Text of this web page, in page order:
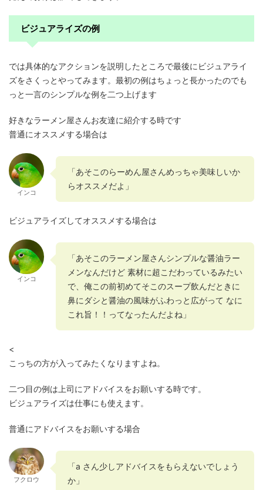
ビジュアライズの例
では具体的なアクションを説明したところで最後にビジュアライ
ズをさくっとやってみます。最初の例はちょっと長かったのでも
っと一言のシンプルな例を二つ上げます
好きなラーメン屋さんお友達に紹介する時です
普通にオススメする場合は
インコ
「あそこのらーめん屋さんめっちゃ美味しいか
らオススメだよ」
ビジュアライズしてオススメする場合は
インコ
「あそこのラーメン屋さんシンプルな醤油ラー
メンなんだけど 素材に超こだわっているみたい
で、俺この前初めてそこのスープ飲んだときに
鼻にダシと醤油の風味がふわっと広がって なに
これ旨！！ってなったんだよね」
<
こっちの方が入ってみたくなりますよね。
二つ目の例は上司にアドバイスをお願いする時です。
ビジュアライズは仕事にも使えます。
普通にアドバイスをお願いする場合
フクロウ
「a さん少しアドバイスをもらえないでしょう
か」